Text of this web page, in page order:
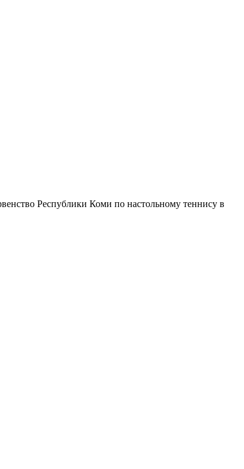
Республики Коми по настольному теннису в